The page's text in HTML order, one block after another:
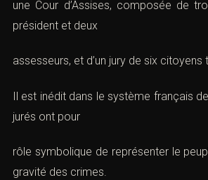
une Cour d’Assises, composée de
président et deux
assesseurs, et d’un jury de six citoyens
Il est inédit dans le système français
jurés ont pour
rôle symbolique de représenter le
gravité des crimes.